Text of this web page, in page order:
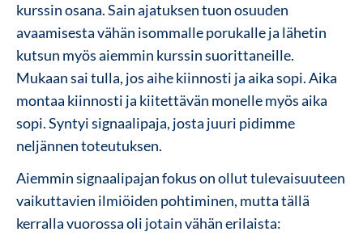
kurssin osana. Sain ajatuksen tuon osuuden
avaamisesta vähän isommalle porukalle ja lähetin
kutsun myös aiemmin kurssin suorittaneille.
Mukaan sai tulla, jos aihe kiinnosti ja aika sopi. Aika
montaa kiinnosti ja kiitettävän monelle myös aika
sopi. Syntyi signaalipaja, josta juuri pidimme
neljännen toteutuksen.
Aiemmin signaalipajan fokus on ollut tulevaisuuteen
vaikuttavien ilmiöiden pohtiminen, mutta tällä
kerralla vuorossa oli jotain vähän erilaista: